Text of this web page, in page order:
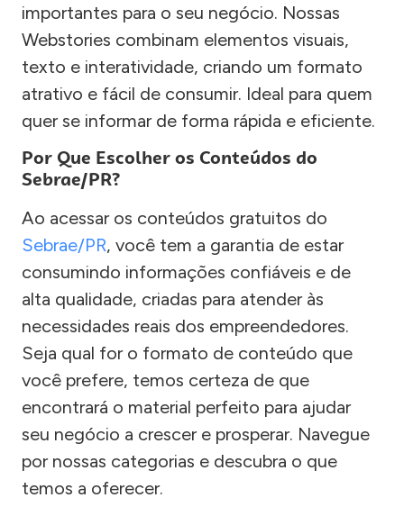
importantes para o seu negócio. Nossas
Webstories combinam elementos visuais,
texto e interatividade, criando um formato
atrativo e fácil de consumir. Ideal para quem
quer se informar de forma rápida e eficiente.
Por Que Escolher os Conteúdos do
Sebrae/PR?
Ao acessar os conteúdos gratuitos do
Sebrae/PR, você tem a garantia de estar
consumindo informações confiáveis e de
alta qualidade, criadas para atender às
necessidades reais dos empreendedores.
Seja qual for o formato de conteúdo que
você prefere, temos certeza de que
encontrará o material perfeito para ajudar
seu negócio a crescer e prosperar. Navegue
por nossas categorias e descubra o que
temos a oferecer.